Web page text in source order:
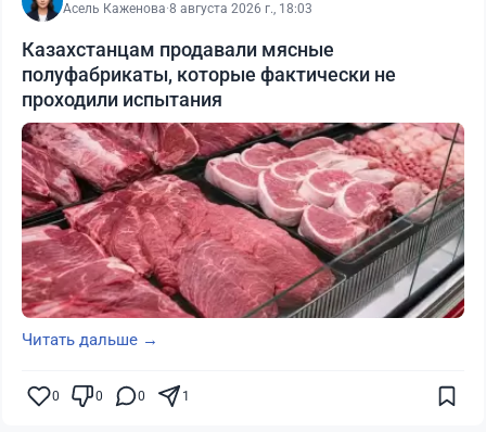
Асель Каженова·8 августа 2026 г., 18:03
Казахстанцам продавали мясные
полуфабрикаты, которые фактически не
проходили испытания
Читать дальше →
0 0 0 1